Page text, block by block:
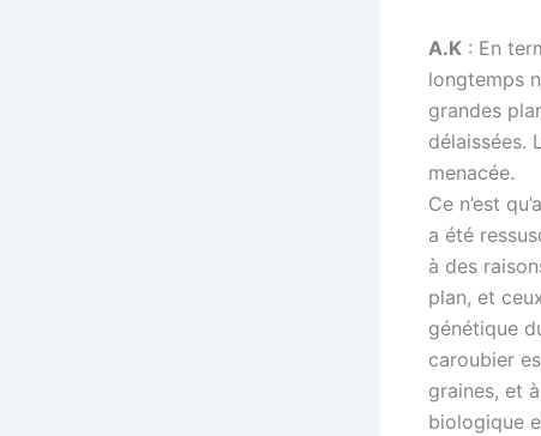
A.K : En
longtemps
grandes
délaissées.
menacée.
Ce n’est
a été
à des
plan, et
génétique
caroubier
graines, et
biologique